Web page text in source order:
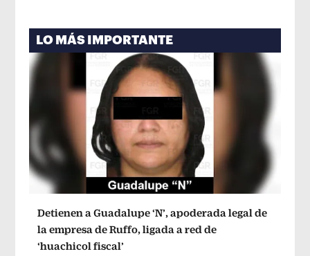
LO MÁS IMPORTANTE
Detienen a Guadalupe ‘N’, apoderada legal de
la empresa de Ruffo, ligada a red de
‘huachicol fiscal’